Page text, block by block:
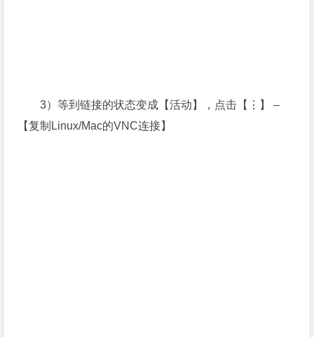
3）等到链接的状态变成【活动】，点击【⋮】 –
【复制Linux/Mac的VNC连接】